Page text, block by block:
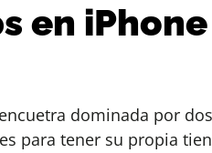
en iPhone
dominada por
para tener su propia